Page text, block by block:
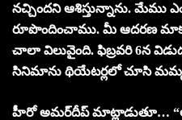
నచ్చిందని ఆశిస్తున్నాను. మేము
రూపొందించాము. మీ ఆదరణ
చాలా విలువైంది. ఫిబ్రవరి 6న
సినిమాను థియేటర్లలో చూసి
హీరో అమర్‌దీప్ మాట్లాడుతూ…